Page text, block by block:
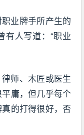
业牌手所产生的
有人写道：“职业
师、木匠或医生
庸，但几乎每个
的打得很好，否